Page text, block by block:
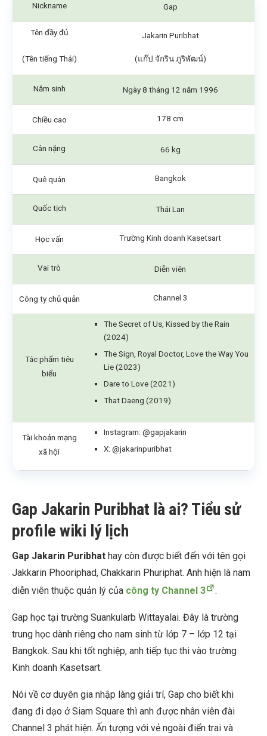
Nickname Gap
Tên đầy đủ
(Tên tiếng Thái)
Jakarin Puribhat
(แก๊ป จักริน ภูริพัฒน์)
Năm sinh Ngày 8 tháng 12 năm 1996
Chiều cao 178 cm
Cân nặng 66 kg
Quê quán Bangkok
Quốc tịch Thái Lan
Học vấn Trường Kinh doanh Kasetsart
Vai trò Diễn viên
Công ty chủ quản Channel 3
Tác phẩm tiêu
biểu
The Secret of Us, Kissed by the Rain
(2024)
The Sign, Royal Doctor, Love the Way You
Lie (2023)
Dare to Love (2021)
That Daeng (2019)
Tài khoản mạng
xã hội
Instagram: @gapjakarin
X: @jakarinpuribhat
Gap Jakarin Puribhat là ai? Tiểu sử
profile wiki lý lịch
Gap Jakarin Puribhat hay còn được biết đến với tên gọi
Jakkarin Phooriphad, Chakkarin Phuriphat. Anh hiện là nam
diễn viên thuộc quản lý của công ty Channel 3 .
Gap học tại trường Suankularb Wittayalai. Đây là trường
trung học dành riêng cho nam sinh từ lớp 7 – lớp 12 tại
Bangkok. Sau khi tốt nghiệp, anh tiếp tục thi vào trường
Kinh doanh Kasetsart.
Nói về cơ duyên gia nhập làng giải trí, Gap cho biết khi
đang đi dạo ở Siam Square thì anh được nhân viên đài
Channel 3 phát hiện. Ấn tượng với vẻ ngoài điển trai và